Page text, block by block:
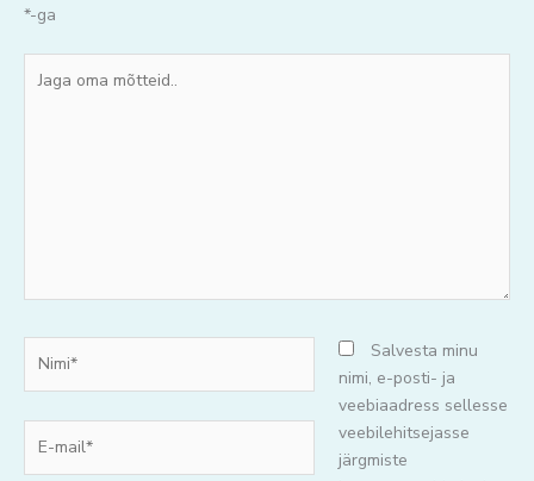
*-ga
oma
mail*
Salvesta minu
nimi, e-posti- ja
veebiaadress sellesse
veebilehitsejasse
järgmiste